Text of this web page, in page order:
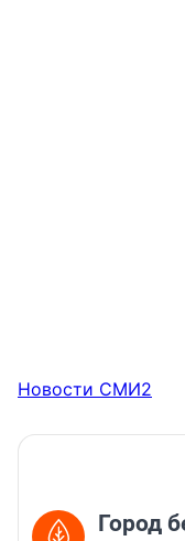
Новости СМИ2
Город